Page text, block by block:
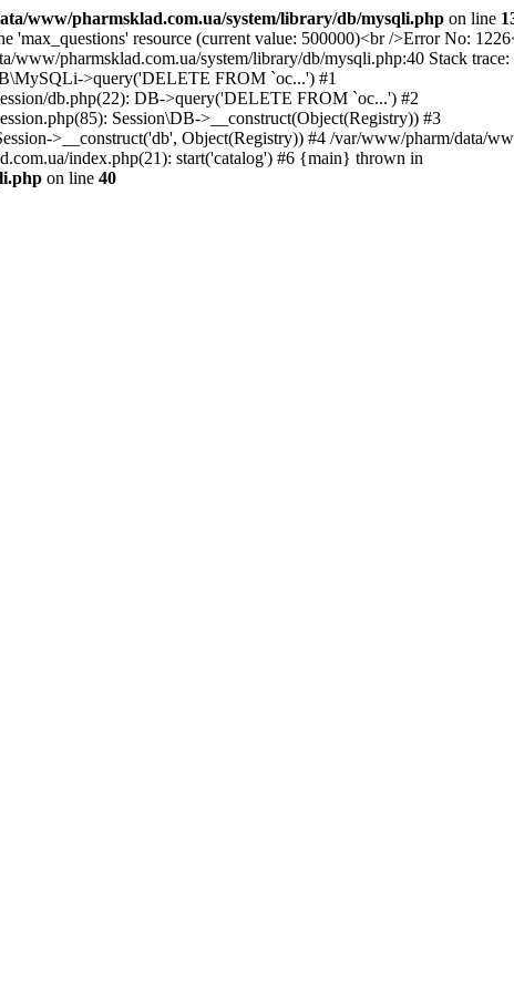
www/pharmsklad.com.ua/system/library/db/mysqli.php on line
'max_questions' resource (current value: 500000)<br />Error No:
pharmsklad.com.ua/system/library/db/mysqli.php:40 Stack trace:
>query('DELETE FROM `oc...') #1
db.php(22): DB->query('DELETE FROM `oc...') #2
Session\DB->__construct(Object(Registry)) #3
>__construct('db', Object(Registry)) #4 /var/www/pharm/data/
index.php(21): start('catalog') #6 {main} thrown in
on line 40